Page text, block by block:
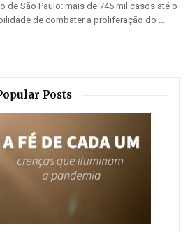
de São Paulo: mais de 745 mil casos até o
de combater a proliferação do ...
Posts